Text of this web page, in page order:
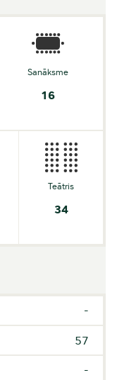
Sanāksme
16
Teātris
34
-
57
-